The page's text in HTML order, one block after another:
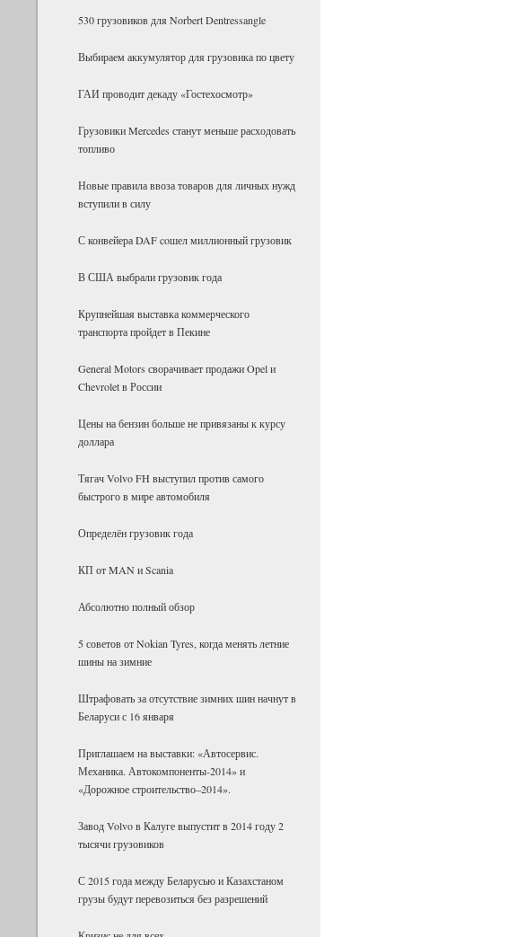
530 грузовиков для Norbert Dentressangle
Выбираем аккумулятор для грузовика по цвету
ГАИ проводит декаду «Гостехосмотр»
Грузовики Mercedes станут меньше расходовать
топливо
Новые правила ввоза товаров для личных нужд
вступили в силу
С конвейера DAF coшел миллионный грузовик
В США выбрали грузовик года
Крупнейшая выставка коммерческого
транспорта пройдет в Пекине
General Motors сворачивает продажи Opel и
Chevrolet в России
Цены на бензин больше не привязаны к курсу
доллара
Тягач Volvo FH выступил против самого
быстрого в мире автомобиля
Определён грузовик года
КП от MAN и Scania
Абсолютно полный обзор
5 советов от Nokian Tyres, когда менять летние
шины на зимние
Штрафовать за отсутствие зимних шин начнут в
Беларуси с 16 января
Приглашаем на выставки: «Автосервис.
Механика. Автокомпоненты-2014» и
«Дорожное строительство–2014».
Завод Volvo в Калуге выпустит в 2014 году 2
тысячи грузовиков
С 2015 года между Беларусью и Казахстаном
грузы будут перевозиться без разрешений